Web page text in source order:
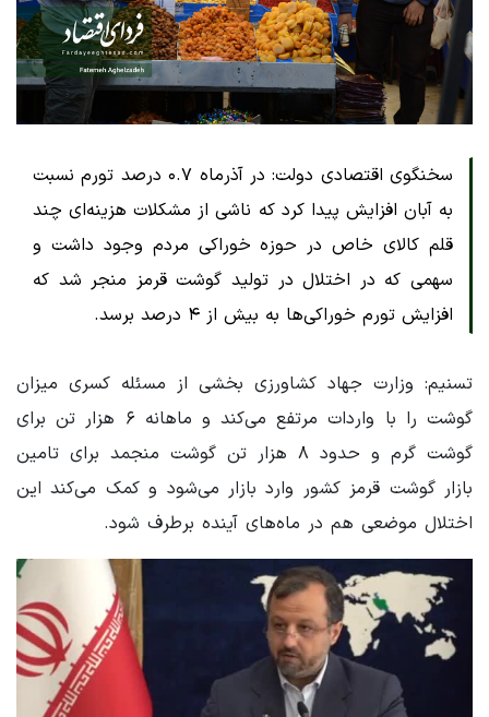
سخنگوی اقتصادی دولت: در آذرماه ۰.۷ درصد تورم نسبت
به آبان افزایش پیدا کرد که ناشی از مشکلات هزینه‌ای چند
قلم کالای خاص در حوزه خوراکی مردم وجود داشت و
سهمی که در اختلال در تولید گوشت قرمز منجر شد که
افزایش تورم خوراکی‌ها به بیش از ۴ درصد برسد.
تسنیم: وزارت جهاد کشاورزی بخشی از مسئله کسری میزان
گوشت را با واردات مرتفع می‌کند و ماهانه ۶ هزار تن برای
گوشت گرم و حدود ۸ هزار تن گوشت منجمد برای تامین
بازار گوشت قرمز کشور وارد بازار می‌شود و کمک می‌کند این
اختلال موضعی هم در ماه‌های آینده برطرف شود.